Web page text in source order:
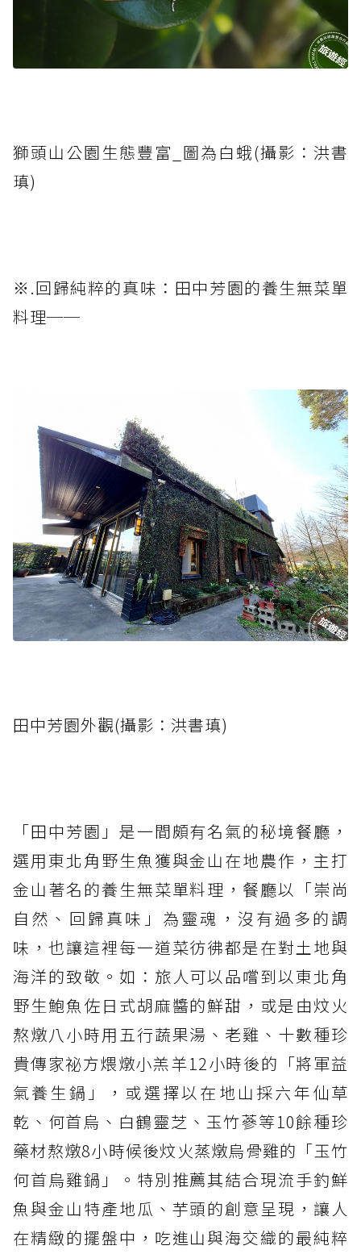
獅頭山公園生態豐富_圖為白蛾(攝影：洪書
瑱)
※.回歸純粹的真味：田中芳園的養生無菜單
料理──
田中芳園外觀(攝影：洪書瑱)
「田中芳園」是一間頗有名氣的秘境餐廳，
選用東北角野生魚獲與金山在地農作，主打
金山著名的養生無菜單料理，餐廳以「崇尚
自然、回歸真味」為靈魂，沒有過多的調
味，也讓這裡每一道菜彷彿都是在對土地與
海洋的致敬。如：旅人可以品嚐到以東北角
野生鮑魚佐日式胡麻醬的鮮甜，或是由炆火
熬燉八小時用五行蔬果湯、老雞、十數種珍
貴傳家祕方煨燉小羔羊12小時後的「將軍益
氣養生鍋」，或選擇以在地山採六年仙草
乾、何首烏、白鶴靈芝、玉竹蔘等10餘種珍
藥材熬燉8小時候後炆火蒸燉烏骨雞的「玉竹
何首烏雞鍋」。特別推薦其結合現流手釣鮮
魚與金山特產地瓜、芋頭的創意呈現，讓人
在精緻的擺盤中，吃進山與海交織的最純粹